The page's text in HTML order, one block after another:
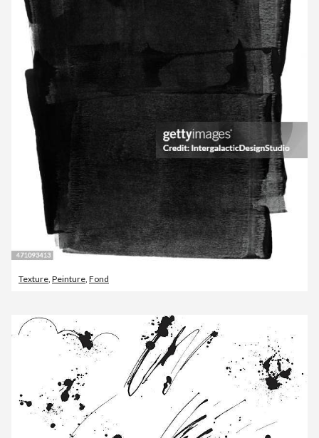
Texture Peinture Fond